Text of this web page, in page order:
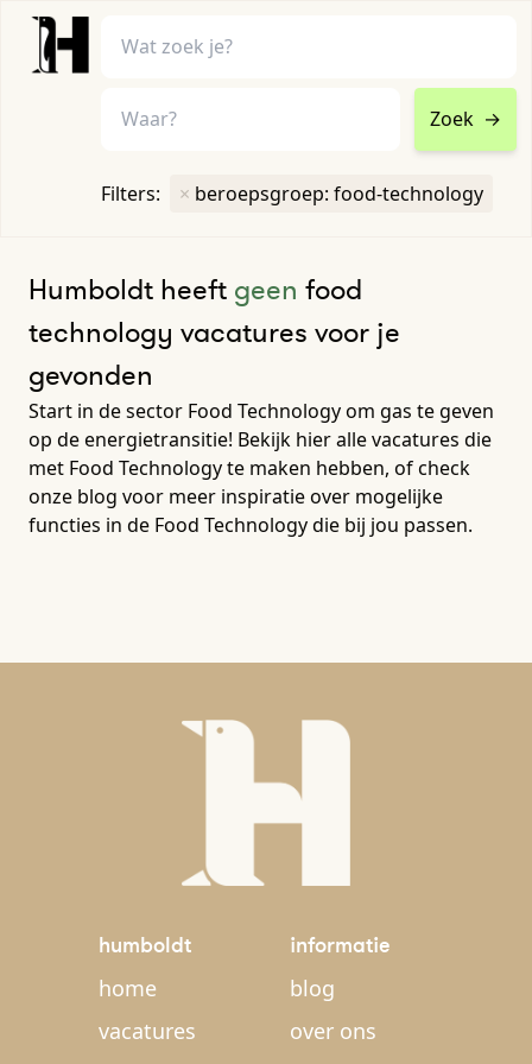
Zoek →
Filters: × beroepsgroep: food-technology
Humboldt heeft geen food
technology vacatures voor je
gevonden
Start in de sector Food Technology om gas te geven
op de energietransitie! Bekijk hier alle vacatures die
met Food Technology te maken hebben, of check
onze blog voor meer inspiratie over mogelijke
functies in de Food Technology die bij jou passen.
humboldt
home
vacatures
informatie
blog
over ons